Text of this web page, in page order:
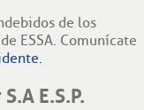
de los
ESSA. Comunícate
E.S.P.